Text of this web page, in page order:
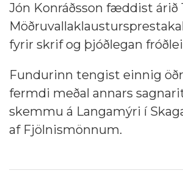
Jón Konráðsson fæddist árið
fyrir skrif og þjóðlegan
Fundurinn tengist einnig
fermdi meðal annars
skemmu á Langamýri í
af Fjölnismönnum.